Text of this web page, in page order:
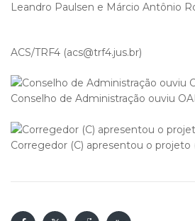
Leandro Paulsen e Márcio Antônio
ACS/TRF4 (acs@trf4.jus.br)
Conselho de Administração ouviu
Corregedor (C) apresentou o projeto